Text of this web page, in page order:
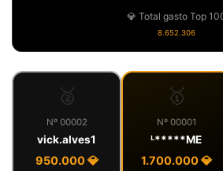
💎 Total gasto Top
8.652.306
🥈
Nº 00002
vick.alves1
950.000 💎
🥇
Nº 00001
ᴸ*****ME
1.700.000 💎